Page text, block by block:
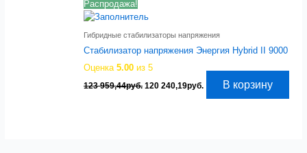
Распродажа!
Гибридные стабилизаторы напряжения
Стабилизатор напряжения Энергия Hybrid II 9000
Оценка5.00 из 5
123 959,44руб. Первоначальная
120 240,19руб.
ТекущаяВ корзину